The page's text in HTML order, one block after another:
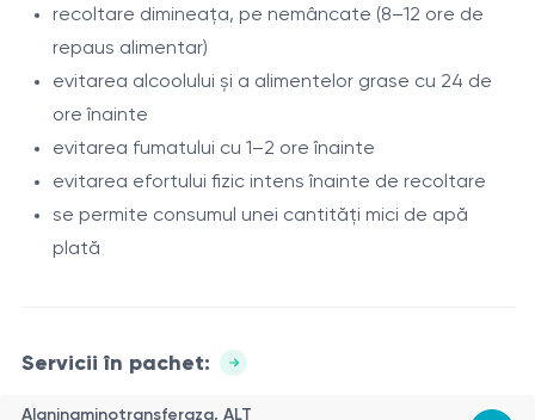
icter (colorarea galbenă a pielii sau sclerelor)
durere sau disconfort în hipocondrul drept
gust amar, tulburări digestive
monitorizarea bolilor hepatice cronice (hepatite,
steatoză etc.)
tratament medicamentos de lungă durată cu
impact hepatic
screening preventiv
Compoziție
Alaninaminotransferază (ALT)
Aspartataminotransferază (AST)
Bilirubină totală
Bilirubină directă
Proteine totale
amânată temporar în cazul:
infecțiilor acute
recoltare dimineața, pe nemâncate (8–12 ore de
repaus alimentar)
evitarea alcoolului și a alimentelor grase cu 24 de
ore înainte
evitarea fumatului cu 1–2 ore înainte
evitarea efortului fizic intens înainte de recoltare
se permite consumul unei cantități mici de apă
plată
Servicii în pachet:
Alaninaminotransferaza, ALT